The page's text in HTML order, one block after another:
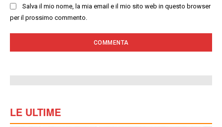
Salva il mio nome, la mia email e il mio sito web in questo browser
per il prossimo commento.
LE ULTIME